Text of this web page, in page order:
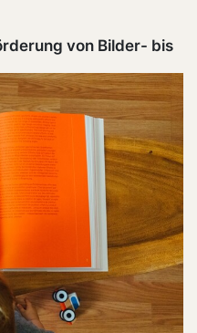
von Bilder- bis